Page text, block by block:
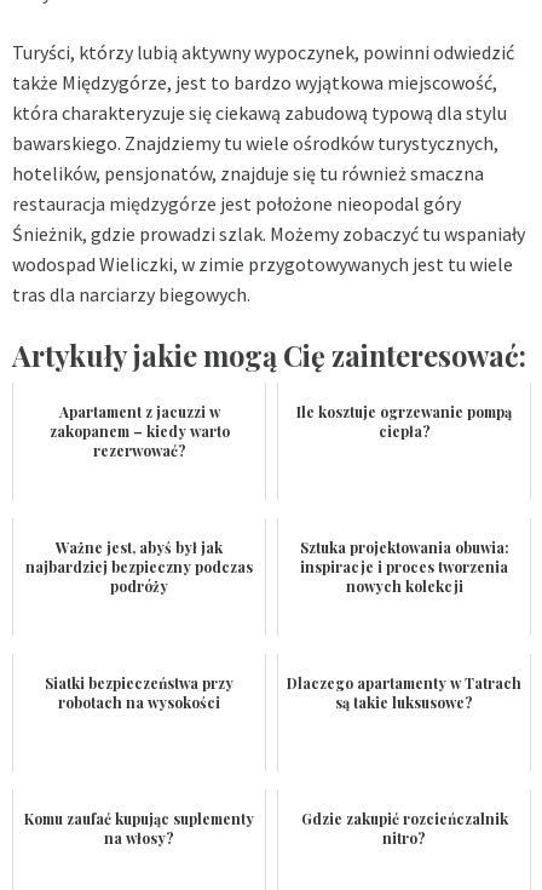
Turyści, którzy lubią aktywny wypoczynek, powinni odwiedzić
także Międzygórze, jest to bardzo wyjątkowa miejscowość,
która charakteryzuje się ciekawą zabudową typową dla stylu
bawarskiego. Znajdziemy tu wiele ośrodków turystycznych,
hotelików, pensjonatów, znajduje się tu również smaczna
restauracja międzygórze jest położone nieopodal góry
Śnieżnik, gdzie prowadzi szlak. Możemy zobaczyć tu wspaniały
wodospad Wieliczki, w zimie przygotowywanych jest tu wiele
tras dla narciarzy biegowych.
Artykuły jakie mogą Cię zainteresować:
Apartament z jacuzzi w
zakopanem – kiedy warto
rezerwować?
Ile kosztuje ogrzewanie pompą
ciepła?
Ważne jest, abyś był jak
najbardziej bezpieczny podczas
podróży
Sztuka projektowania obuwia:
inspiracje i proces tworzenia
nowych kolekcji
Siatki bezpieczeństwa przy
robotach na wysokości
Dlaczego apartamenty w Tatrach
są takie luksusowe?
Komu zaufać kupując suplementy
na włosy?
Gdzie zakupić rozcieńczalnik
nitro?